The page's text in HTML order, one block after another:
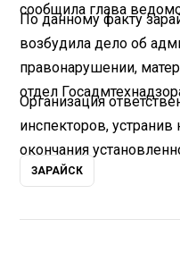
сообщила глава
По данному факту
возбудила дело об
правонарушении,
отдел
Организация
инспекторов,
окончания
ЗАРАЙСК